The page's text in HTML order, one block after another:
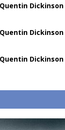
Dickinson
Dickinson
Dickinson